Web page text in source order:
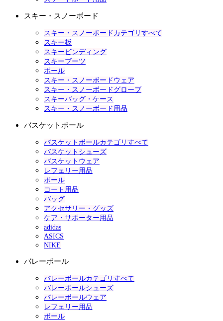
スキー・スノーボード
スキー・スノーボードカテゴリすべて
スキー板
スキービンディング
スキーブーツ
ポール
スキー・スノーボードウェア
スキー・スノーボードグローブ
スキーバッグ・ケース
スキー・スノーボード用品
バスケットボール
バスケットボールカテゴリすべて
バスケットシューズ
バスケットウェア
レフェリー用品
ボール
コート用品
バッグ
アクセサリー・グッズ
ケア・サポーター用品
adidas
ASICS
NIKE
バレーボール
バレーボールカテゴリすべて
バレーボールシューズ
バレーボールウェア
レフェリー用品
ボール